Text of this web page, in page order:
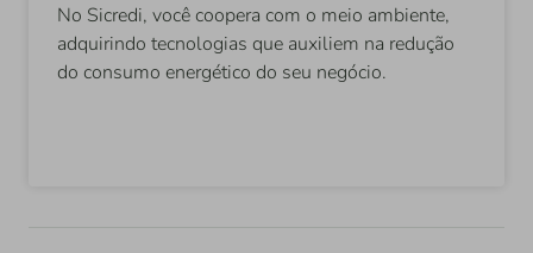
No Sicredi, você coopera com o meio ambiente,
adquirindo tecnologias que auxiliem na redução
do consumo energético do seu negócio.